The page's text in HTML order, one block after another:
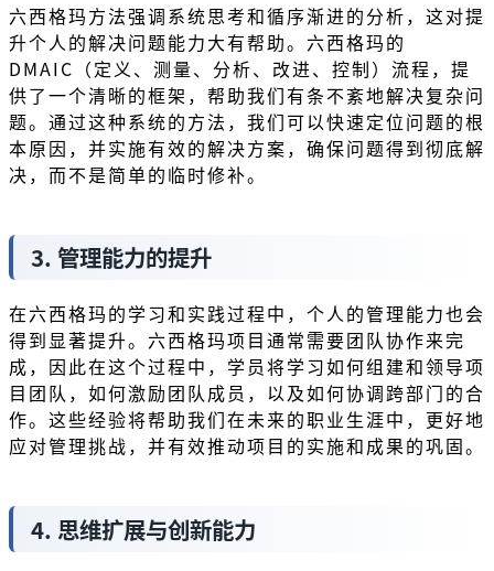
六西格玛方法强调系统思考和循序渐进的分析，这对提
升个人的解决问题能力大有帮助。六西格玛的
DMAIC（定义、测量、分析、改进、控制）流程，提
供了一个清晰的框架，帮助我们有条不紊地解决复杂问
题。通过这种系统的方法，我们可以快速定位问题的根
本原因，并实施有效的解决方案，确保问题得到彻底解
决，而不是简单的临时修补。
3. 管理能力的提升
在六西格玛的学习和实践过程中，个人的管理能力也会
得到显著提升。六西格玛项目通常需要团队协作来完
成，因此在这个过程中，学员将学习如何组建和领导项
目团队，如何激励团队成员，以及如何协调跨部门的合
作。这些经验将帮助我们在未来的职业生涯中，更好地
应对管理挑战，并有效推动项目的实施和成果的巩固。
4. 思维扩展与创新能力